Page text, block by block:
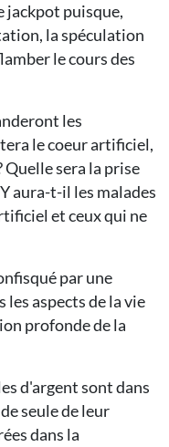
jackpot puisque,
la spéculation
le cours des
les
le coeur artificiel,
Quelle sera la prise
aura-t-il les malades
et ceux qui ne
par une
aspects de la vie
profonde de la
d'argent sont dans
seule de leur
dans la